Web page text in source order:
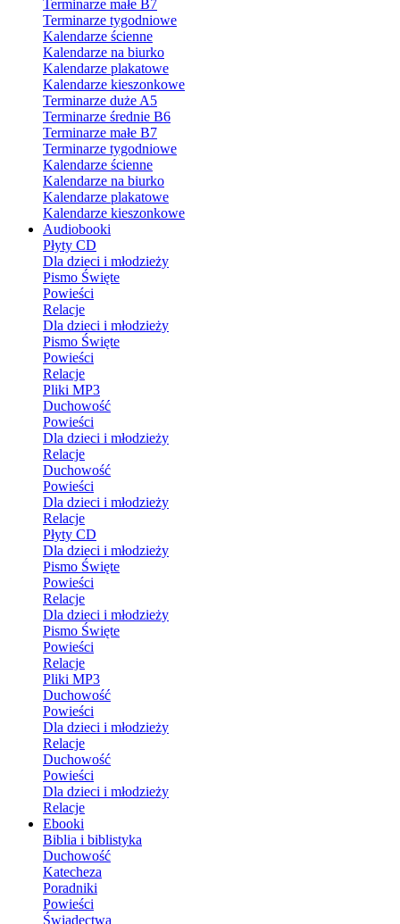
Terminarze małe B7
Terminarze tygodniowe
Kalendarze ścienne
Kalendarze na biurko
Kalendarze plakatowe
Kalendarze kieszonkowe
Terminarze duże A5
Terminarze średnie B6
Terminarze małe B7
Terminarze tygodniowe
Kalendarze ścienne
Kalendarze na biurko
Kalendarze plakatowe
Kalendarze kieszonkowe
Audiobooki
Płyty CD
Dla dzieci i młodzieży
Pismo Święte
Powieści
Relacje
Dla dzieci i młodzieży
Pismo Święte
Powieści
Relacje
Pliki MP3
Duchowość
Powieści
Dla dzieci i młodzieży
Relacje
Duchowość
Powieści
Dla dzieci i młodzieży
Relacje
Płyty CD
Dla dzieci i młodzieży
Pismo Święte
Powieści
Relacje
Dla dzieci i młodzieży
Pismo Święte
Powieści
Relacje
Pliki MP3
Duchowość
Powieści
Dla dzieci i młodzieży
Relacje
Duchowość
Powieści
Dla dzieci i młodzieży
Relacje
Ebooki
Biblia i biblistyka
Duchowość
Katecheza
Poradniki
Powieści
Świadectwa